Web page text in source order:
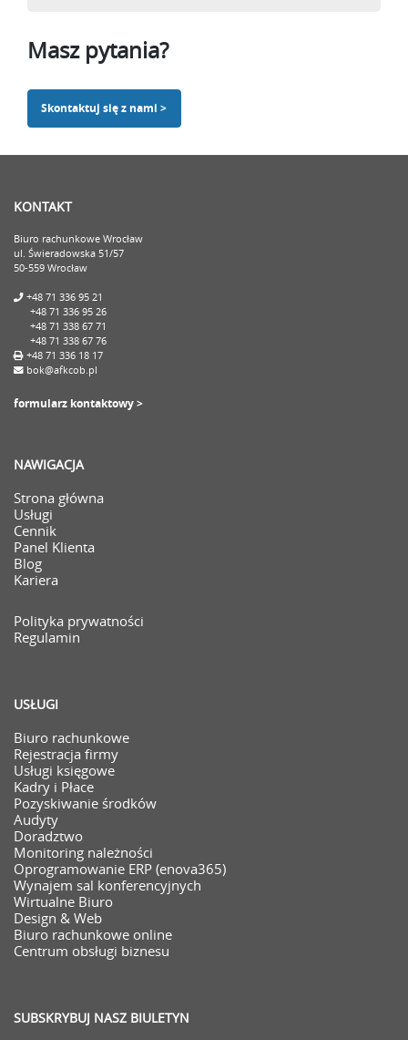
Masz pytania?
Skontaktuj się z nami >
KONTAKT
Biuro rachunkowe Wrocław
ul. Świeradowska 51/57
50-559 Wrocław
+48 71 336 95 21
+48 71 336 95 26
+48 71 338 67 71
+48 71 338 67 76
+48 71 336 18 17
bok@afkcob.pl
formularz kontaktowy >
NAWIGACJA
Strona główna
Usługi
Cennik
Panel Klienta
Blog
Kariera
Polityka prywatności
Regulamin
USŁUGI
Biuro rachunkowe
Rejestracja firmy
Usługi księgowe
Kadry i Płace
Pozyskiwanie środków
Audyty
Doradztwo
Monitoring należności
Oprogramowanie ERP (enova365)
Wynajem sal konferencyjnych
Wirtualne Biuro
Design & Web
Biuro rachunkowe online
Centrum obsługi biznesu
SUBSKRYBUJ NASZ BIULETYN